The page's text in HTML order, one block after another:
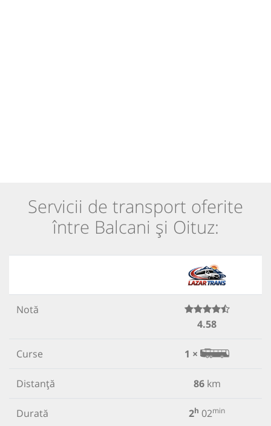
Servicii de transport oferite
între Balcani și Oituz:
Notă
4.58
Curse 1 ×
Distanță 86km
Durată 2h 02min